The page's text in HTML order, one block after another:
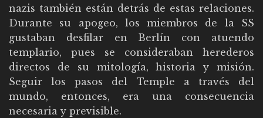
nazis también están detrás de estas relaciones.
Durante su apogeo, los miembros de la SS
gustaban desfilar en Berlín con atuendo
templario, pues se consideraban herederos
directos de su mitología, historia y misión.
Seguir los pasos del Temple a través del
mundo, entonces, era una consecuencia
necesaria y previsible.